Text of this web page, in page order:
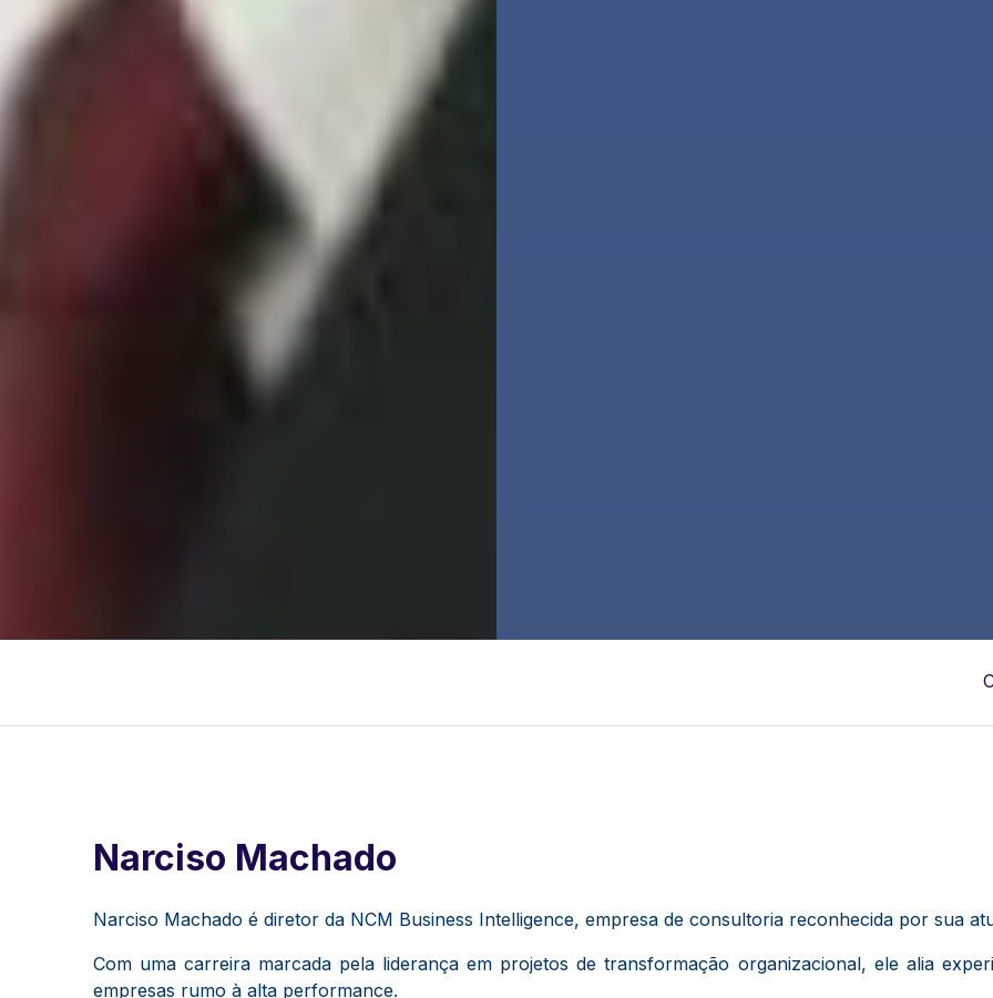
Narciso Machado
Narciso Machado é diretor da NCM Business Intelligence, empresa de consultoria reconhecida por sua
Com uma carreira marcada pela liderança em projetos de transformação organizacional, ele alia
empresas rumo à alta performance.